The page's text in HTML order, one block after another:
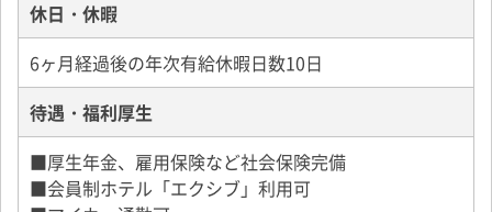
休日・休暇
6ヶ月経過後の年次有給休暇日数10日
待遇・福利厚生
■厚生年金、雇用保険など社会保険完備
■会員制ホテル「エクシブ」利用可